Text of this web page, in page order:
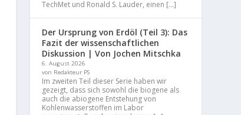
TechMet und Ronald S. Lauder, einen […]
Der Ursprung von Erdöl (Teil 3): Das
Fazit der wissenschaftlichen
Diskussion | Von Jochen Mitschka
6. August 2026
von Redakteur PS
Im zweiten Teil dieser Serie haben wir
gezeigt, dass sich sowohl die biogene als
auch die abiogene Entstehung von
Kohlenwasserstoffen im Labor